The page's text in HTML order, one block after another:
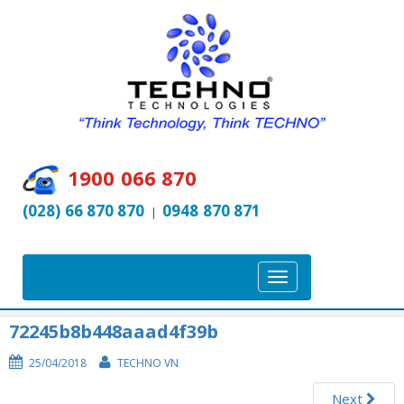
1900 066 870
(028) 66 870 870 | 0948 870 871
T
o
72245b8b448aaad4f39b
25/04/2018 TECHNO VN
Next